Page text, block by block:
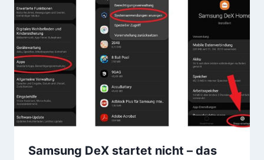
Samsung DeX startet nicht – das